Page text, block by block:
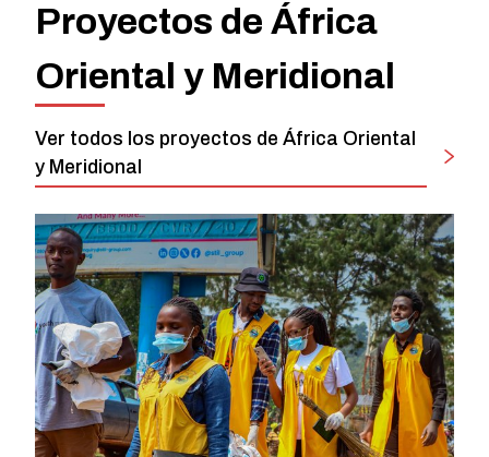
Proyectos de África
Oriental y Meridional
Ver todos los proyectos de África Oriental
y Meridional